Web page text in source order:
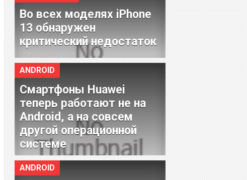
Во всех моделях iPhone
13 обнаружен
критический недостаток
ANDROID
Смартфоны Huawei
теперь работают не на
Android, а на совсем
другой операционной
системе
ANDROID